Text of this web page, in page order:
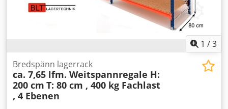
1 /3
Bredspänn lagerrack
ca. 7,65 lfm. Weitspannregale H:
200 cm T: 80 cm , 400 kg Fachlast
, 4 Ebenen